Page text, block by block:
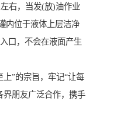
右，当发(放)油作业
内位于液体上层洁净
口，不会在液面产生
”的宗旨，牢记“让每
界朋友广泛合作，携手